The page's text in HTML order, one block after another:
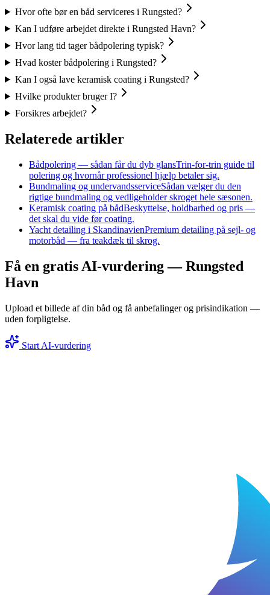
Hvor ofte bør en båd serviceres i Rungsted?
Kan I udføre arbejdet direkte i Rungsted Havn?
Hvor lang tid tager bådpolering typisk?
Hvad koster bådpolering i Rungsted?
Kan I også lave keramisk coating i Rungsted?
Hvilke produkter bruger I?
Forsikres arbejdet?
Relaterede artikler
Bådpolering — sådan får du dyb glansTrin-for-trin guide til
polering og hvornår professionel hjælp betaler sig.
Bundmaling og undervandsserviceSådan vælger du den
rigtige bundmaling og vedligeholder skroget hele sæsonen.
Keramisk coating på bådBeskyttelse, holdbarhed og pris —
det skal du vide før coating.
Yacht detailing i SkandinavienPremium detailing på sejl- og
motorbåd — fra teakdæk til skrog.
Få en gratis AI-vurdering — Rungsted
Havn
Upload et billede af din båd og få anbefalinger og prisindikation —
uden forpligtelse.
Start AI-vurdering